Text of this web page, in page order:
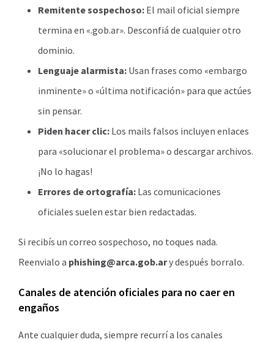
Remitente sospechoso: El mail oficial siempre
termina en «.gob.ar». Desconfiá de cualquier otro
dominio.
Lenguaje alarmista: Usan frases como «embargo
inminente» o «última notificación» para que actúes
sin pensar.
Piden hacer clic: Los mails falsos incluyen enlaces
para «solucionar el problema» o descargar archivos.
¡No lo hagas!
Errores de ortografía: Las comunicaciones
oficiales suelen estar bien redactadas.
Si recibís un correo sospechoso, no toques nada.
Reenvialo a phishing@arca.gob.ary después borralo.
Canales de atención oficiales para no caer en
engaños
Ante cualquier duda, siempre recurrí a los canales